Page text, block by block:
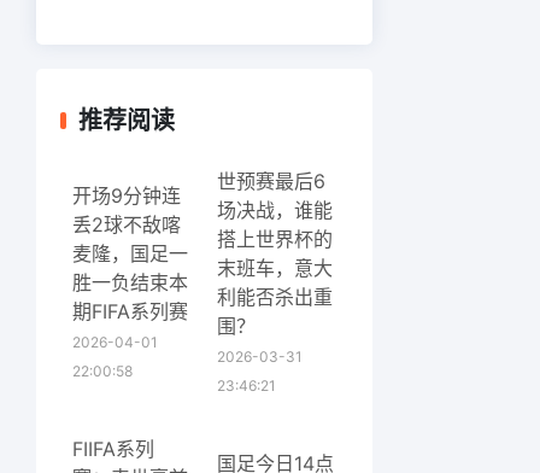
推荐阅读
开场9分钟连
丢2球不敌喀
麦隆，国足一
胜一负结束本
期FIFA系列赛
2026-04-01
22:00:58
世预赛最后6
场决战，谁能
搭上世界杯的
末班车，意大
利能否杀出重
围？
2026-03-31
23:46:21
FIIFA系列
国足今日14点